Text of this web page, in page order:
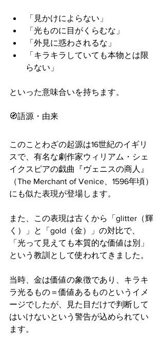
「見かけによらない」
「光ものに目がくらむな」
「外見に惑わされるな」
「キラキラしていても本物とは限
らない」
といった意味合いを持ちます。
🧭語源・由来
このことわざの起源は16世紀のイギリ
スで、有名な劇作家ウィリアム・シェ
イクスピアの戯曲『ヴェニスの商人』
（The Merchant of Venice、1596年頃）
にも似た表現が登場します。
また、この表現は古くから「glitter（輝
く）」と「gold（金）」の対比で、
「光って見えても本質的な価値は別」
という教訓として使われてきました。
当時、金は価値の象徴であり、キラキ
ラ光るもの＝価値あるものというイメ
ージでしたが、見た目だけで判断して
はいけないという警告が込められてい
ます。